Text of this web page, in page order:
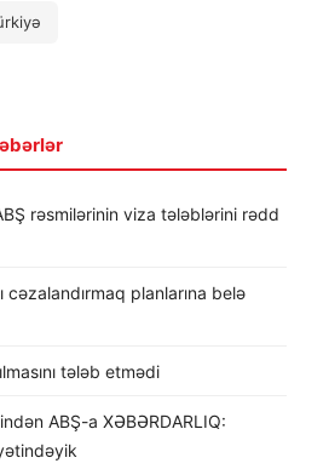
rəsmilərinin viza tələblərini rədd
cəzalandırmaq planlarına belə
tələb etmədi
ABŞ-a XƏBƏRDARLIQ: